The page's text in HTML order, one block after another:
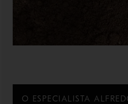
O ESPECIALISTA